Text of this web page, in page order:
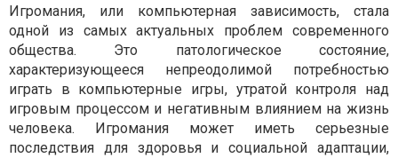
Игромания, или компьютерная зависимость, стала
одной из самых актуальных проблем современного
общества. Это патологическое состояние,
характеризующееся непреодолимой потребностью
играть в компьютерные игры, утратой контроля над
игровым процессом и негативным влиянием на жизнь
человека. Игромания может иметь серьезные
последствия для здоровья и социальной адаптации,